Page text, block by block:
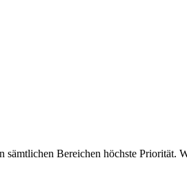
Bereichen höchste Priorität.